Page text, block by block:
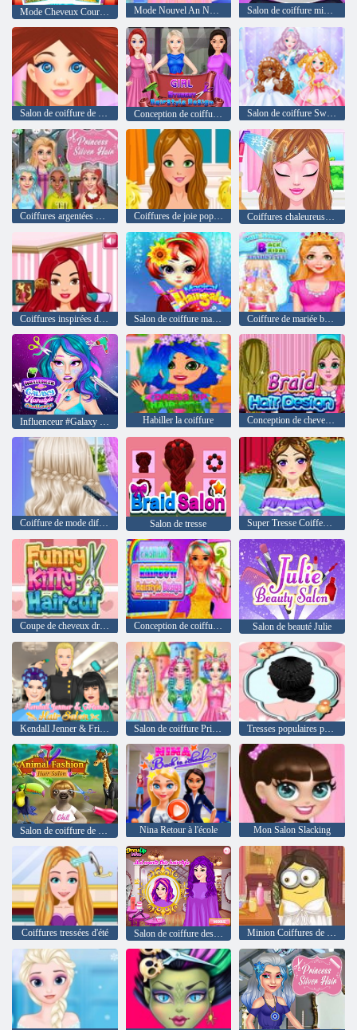
Mode Nouvel An Nouvelles coiffures Salon de coiffure mignon Kitty
Salon de coiffure de Carol Conception de coiffure étudiante pour filles Salon de coiffure Sweet Princess
Coiffures argentées de princesse Coiffures de joie populaires Coiffures chaleureuses pour la Saint-Valentin
Salon de coiffure magique
Habiller la coiffure Conception de cheveux tressés
Coiffure de mode différente Salon de tresse Super Tresse Coiffeur HD
Salon de beauté Julie
Salon de coiffure Princesses Rainbow Unicorn
Salon de coiffure de mode animale Nina Retour à l'école Mon Salon Slacking
Coiffures tressées d'été Salon de coiffure descendants Minion Coiffures de mariée